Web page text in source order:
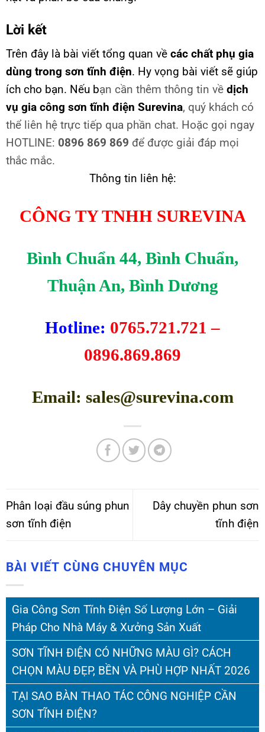
BÀI VIẾT CÙNG CHUYÊN MỤC
Gia Công Sơn Tĩnh Điện Số Lượng Lớn – Giải
Pháp Cho Nhà Máy & Xưởng Sản Xuất
SƠN TĨNH ĐIỆN CÓ NHỮNG MÀU GÌ? CÁCH
CHỌN MÀU ĐẸP, BỀN VÀ PHÙ HỢP NHẤT 2026
TẠI SAO BÀN THAO TÁC CÔNG NGHIỆP CẦN
SƠN TĨNH ĐIỆN?
Lời kết
Trên đây là bài viết tổng quan về các chất phụ gia
dùng trong sơn tĩnh điện. Hy vọng bài viết sẽ giúp
ích cho bạn. Nếu bạn cần thêm thông tin về dịch
vụ gia công sơn tĩnh điện Surevina, quý khách có
thể liên hệ trực tiếp qua phần chat. Hoặc gọi ngay
HOTLINE: 0896 869 869 để được giải đáp mọi
thắc mắc.
Thông tin liên hệ:
CÔNG TY TNHH SUREVINA
Bình Chuẩn 44, Bình Chuẩn,
Thuận An, Bình Dương
Hotline: 0765.721.721 –
0896.869.869
Email: sales@surevina.com
Phân loại đầu súng phun
sơn tĩnh điện
Dây chuyền phun sơn
tĩnh điện